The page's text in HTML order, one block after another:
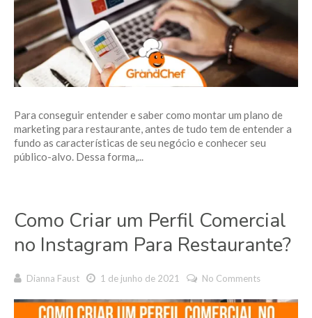
Para conseguir entender e saber como montar um plano de
marketing para restaurante, antes de tudo tem de entender a
fundo as características de seu negócio e conhecer seu
público-alvo. Dessa forma,...
Como Criar um Perfil Comercial
no Instagram Para Restaurante?
Dianna Faust 1 de junho de 2021 No Comments